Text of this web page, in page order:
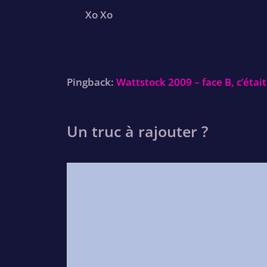
Xo Xo
Pingback: Wattstock 2009 – face B,
Un truc à rajouter ?